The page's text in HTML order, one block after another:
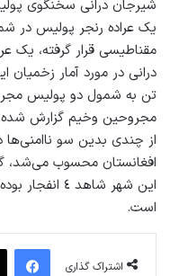
شيرجان درانى سخنگوى
يک عراده رنجر پوليس در
مقناطيسى قرار گرفته، یک
تن به شمول دو پولیس
مجروحین وخیم گزارش
از چندى بدين سو ناامنى‌ها
افغانستان محسوب مى‌شد،
این شهر شاهد
است.
اشتراک گذاری
فیس بوک